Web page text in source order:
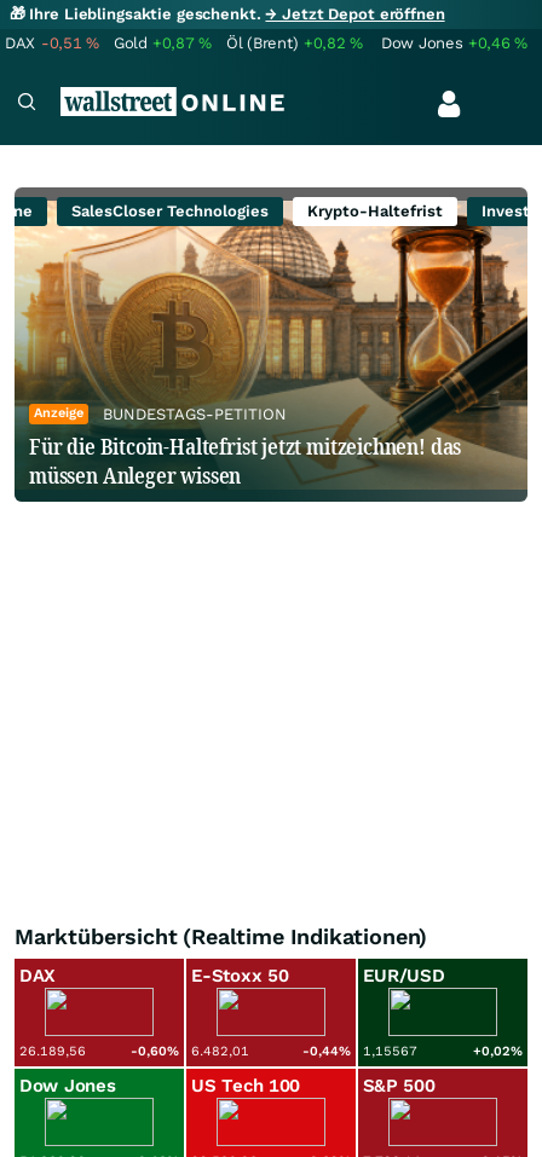
🎁 Ihre Lieblingsaktie geschenkt.→ Jetzt Depot eröffnen
DAX -0,51% Gold +0,87% Öl (Brent) +0,82% Dow Jones +0,46%
Anzeige BUNDESTAGS-PETITION
Für die Bitcoin-Haltefrist jetzt mitzeichnen! das
müssen Anleger wissen
SalesCloser Technologies Krypto-Haltefrist
Marktübersicht (Realtime Indikationen)
DAX
26.189,56 -0,60%
E-Stoxx 50
6.482,01 -0,44%
EUR/USD
1,15567 +0,02%
Dow Jones US Tech 100 S&P 500